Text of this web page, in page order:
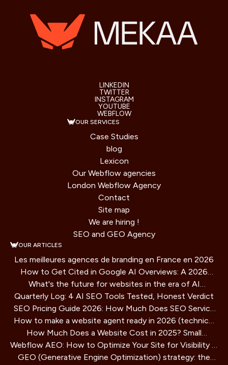
LINKEDIN
TWITTER
INSTAGRAM
YOUTUBE
WEBFLOW
OUR SERVICES
Case Studies
blog
Lexicon
Our Webflow agencies
London Webflow Agency
Contact
Site map
We are hiring !
SEO and GEO Agency
OUR ARTICLES
Les meilleures agences de branding en France en 2026
How to Get Cited in Google AI Overviews: A 2026
Playbook
What's the future for websites in the era of AI
assistants?
Quarterly Log: 4 AI SEO Tools Tested, Honest Verdict
SEO Pricing Guide 2026: How Much Does SEO Service
Cost?
How to make a website agent ready in 2026 (technical
guide)
How Much Does a Website Cost in 2025? Small
Business Guide
Webflow AEO: How to Optimize Your Site for Visibility in
AI Search Engines
GEO (Generative Engine Optimization) strategy: the